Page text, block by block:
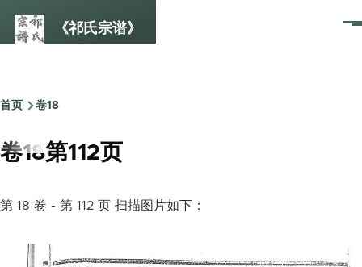
《祁氏宗谱》
菜
面
包
屑
首页 卷18
卷18第112页
第 18 卷 - 第 112 页 扫描图片如下：